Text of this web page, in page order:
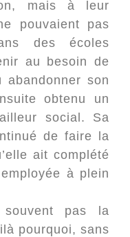
mais à leur
pouvaient pas
des écoles
au besoin de
son
obtenu un
social. Sa
de faire la
ait complété
à plein
pas la
pourquoi, sans